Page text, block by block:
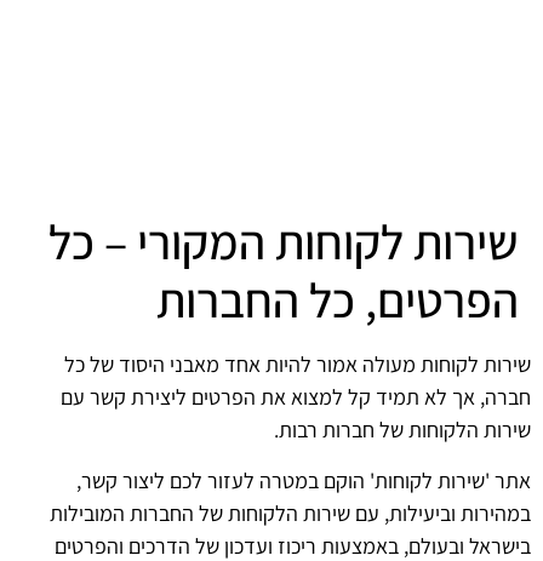
שירות לקוחות המקורי – כל
הפרטים, כל החברות
שירות לקוחות מעולה אמור להיות אחד מאבני היסוד של כל
חברה, אך לא תמיד קל למצוא את הפרטים ליצירת קשר עם
שירות הלקוחות של חברות רבות.
אתר 'שירות לקוחות' הוקם במטרה לעזור לכם ליצור קשר,
במהירות וביעילות, עם שירות הלקוחות של החברות המובילות
בישראל ובעולם, באמצעות ריכוז ועדכון של הדרכים והפרטים